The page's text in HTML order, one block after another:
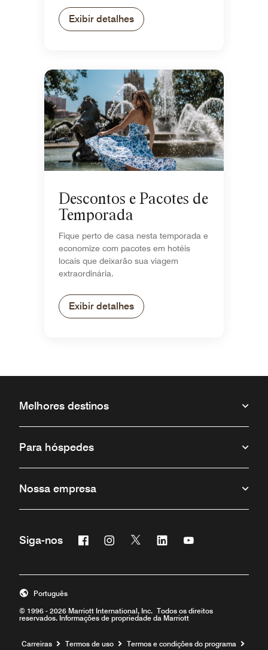
Exibir detalhes
Descontos e Pacotes de
Temporada
Fique perto de casa nesta temporada e
economize com pacotes em hotéis
locais que deixarão sua viagem
extraordinária.
Exibir detalhes
Melhores destinos
Para hóspedes
Nossa empresa
Siga-nos FacebookInstagram
Twitter Linkedin
© 1996 - 2026 Marriott International, Inc. Todos os direitos
reservados. Informações de propriedade da Marriott
Português
Carreiras Termos de uso Termos e condições do programa